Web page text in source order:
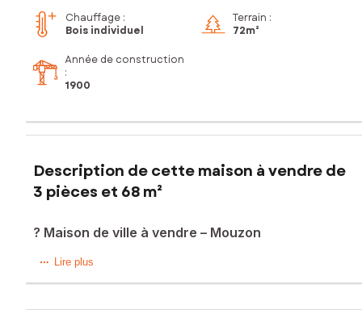
Chauffage :
Bois individuel
Terrain :
72m²
Année de construction
:
1900
Description de cette maison à vendre de
3 pièces et 68 m²
? Maison de ville à vendre – Mouzon
? Maison de ville à vendre – Mouzon
Mouzon, cette agréable maison de ville saura vous séduire
Lire plus